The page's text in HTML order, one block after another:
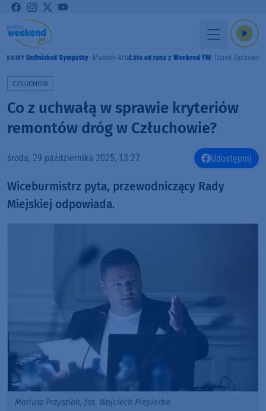
GRAMY Unfinished Sympathy Massive AttackLato od rana z Weekend FM Darek Żuchowicz
CZŁUCHÓW
Co z uchwałą w sprawie kryteriów
remontów dróg w Człuchowie?
środa, 29 października 2025, 13:27 Udostępnij
Wiceburmistrz pyta, przewodniczący Rady
Miejskiej odpowiada.
Mariusz Przyszlak, fot. Wojciech Piepiorka